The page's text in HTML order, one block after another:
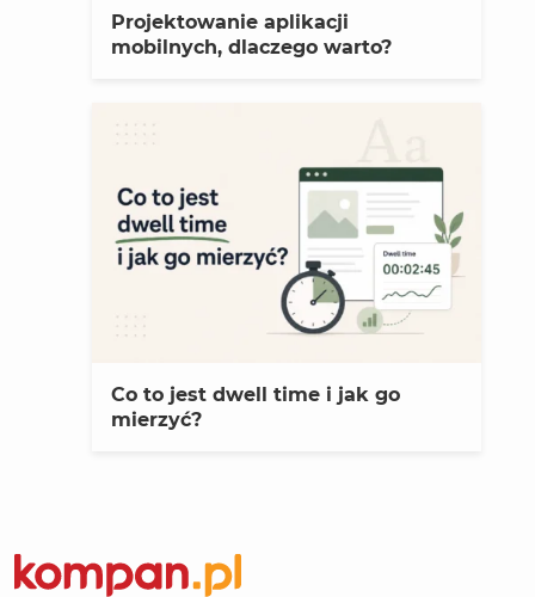
Projektowanie aplikacji
mobilnych, dlaczego warto?
Co to jest dwell time i jak go
mierzyć?